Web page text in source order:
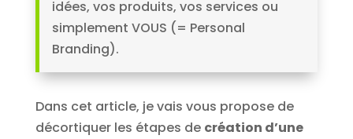
idées, vos produits, vos services ou
simplement VOUS (= Personal
Branding).
Dans cet article, je vais vous propose de
décortiquer les étapes de création d’une